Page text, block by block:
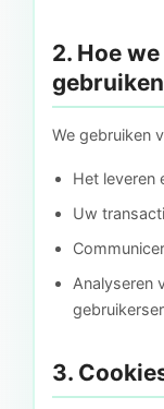
2. Hoe
gebruiken
We gebruiken
Het leveren
Uw
Analyseren
3.